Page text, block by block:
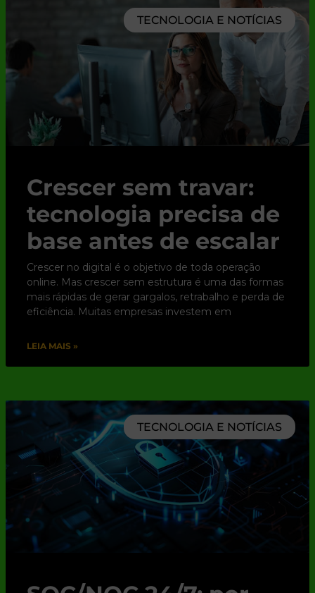
TECNOLOGIA E NOTÍCIAS
Crescer sem travar:
tecnologia precisa de
base antes de escalar
Crescer no digital é o objetivo de toda operação
online. Mas crescer sem estrutura é uma das formas
mais rápidas de gerar gargalos, retrabalho e perda de
eficiência. Muitas empresas investem em
LEIA MAIS »
TECNOLOGIA E NOTÍCIAS